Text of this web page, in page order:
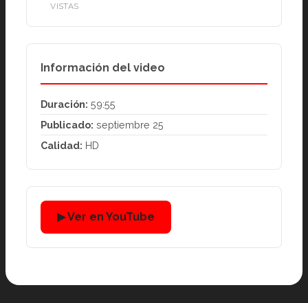
VISTAS
Información del video
Duración: 59:55
Publicado: septiembre 25
Calidad: HD
▶ Ver en YouTube